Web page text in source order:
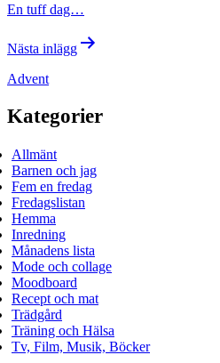
En tuff dag…
Nästa inlägg
Advent
Kategorier
Allmänt
Barnen och jag
Fem en fredag
Fredagslistan
Hemma
Inredning
Månadens lista
Mode och collage
Moodboard
Recept och mat
Trädgård
Träning och Hälsa
Tv, Film, Musik, Böcker